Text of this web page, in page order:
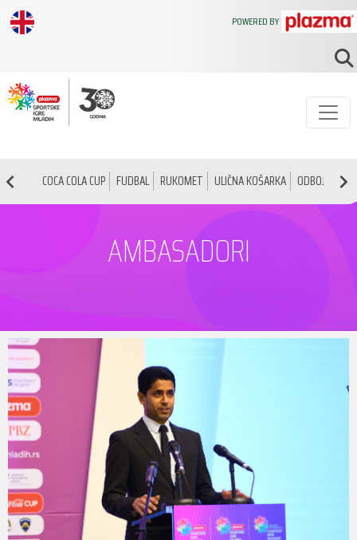
COCA COLA CUP FUDBAL RUKOMET ULIČNA KOŠARKA ODBOJKA
POWERED BY
AMBASADORI